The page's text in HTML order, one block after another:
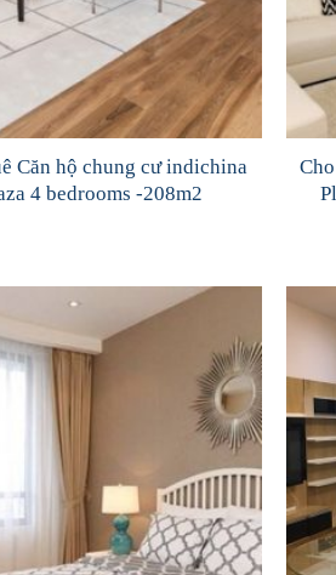
Căn hộ chung cư indichina
4 bedrooms -208m2
Add to
Wishlist